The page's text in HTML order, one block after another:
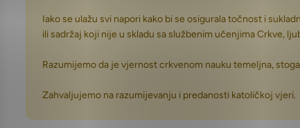
Iako se ulažu svi napori kako bi se osigurala točnost i
ili sadržaj koji nije u skladu sa službenim učenjima Crkve,
Razumijemo da je vjernost crkvenom nauku temeljna,
Zahvaljujemo na razumijevanju i predanosti katoličkoj vjeri.